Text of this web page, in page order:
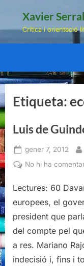
Xavier
Crítica i orientació
Etiqueta:
Luis de
Posted
on
gener 7, 2012
No hi ha
Lectures: 60
europees, el
president que
del compte pel
a res. Mariano
indecisió i, fins i